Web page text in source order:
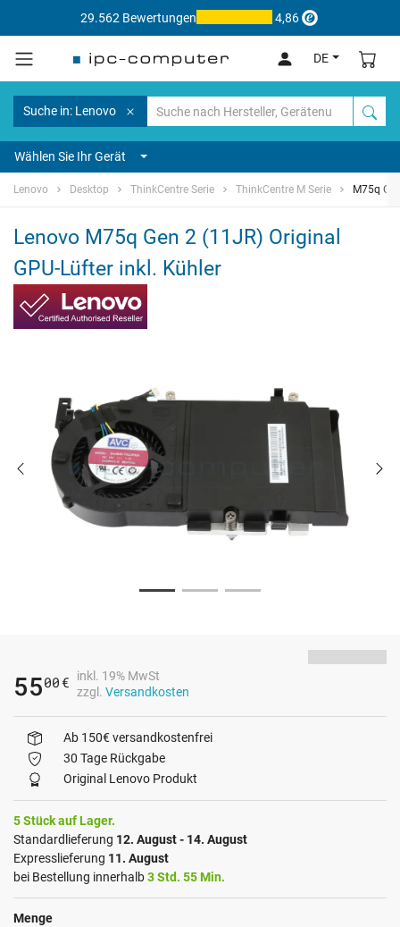
29.562 Bewertungen 4,86
DE
Suche in: Lenovo
Wählen Sie Ihr Gerät
Lenovo Desktop ThinkCentre Serie ThinkCentre M Serie M75q
Lenovo M75q Gen 2 (11JR) Original
GPU-Lüfter inkl. Kühler
5500 €
inkl. 19% MwSt
zzgl. Versandkosten
Ab 150€ versandkostenfrei
30 Tage Rückgabe
Original Lenovo Produkt
5 Stück auf Lager.
Standardlieferung 12. August - 14. August
Expresslieferung 11. August
bei Bestellung innerhalb3 Std. 55 Min.
Menge